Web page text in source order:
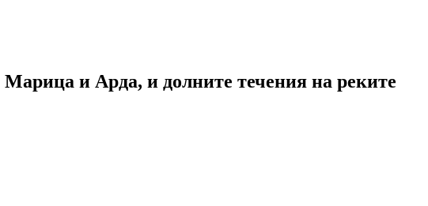
и Арда, и долните течения на реките